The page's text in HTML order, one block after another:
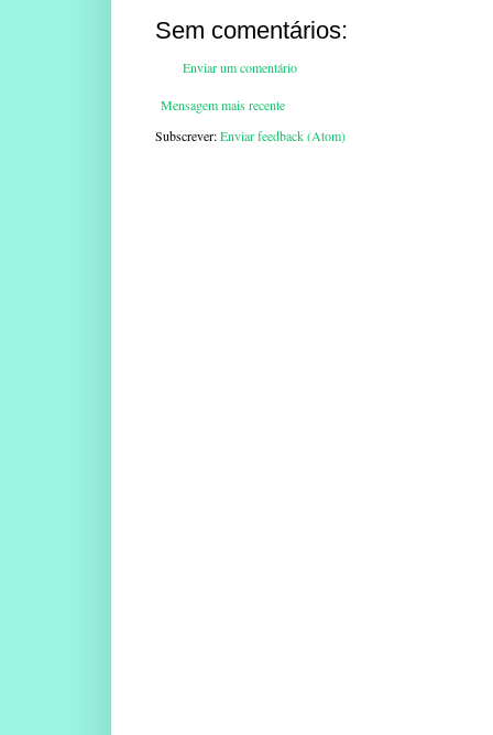
Sem comentários:
Enviar um comentário
Mensagem mais recente
Subscrever:Enviar feedback (Atom)